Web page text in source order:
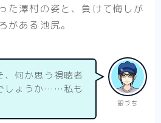
た澤村の姿と、負けて悔しが
がある池尻。
銀づち
、何か思う視聴者
しょうか……私も